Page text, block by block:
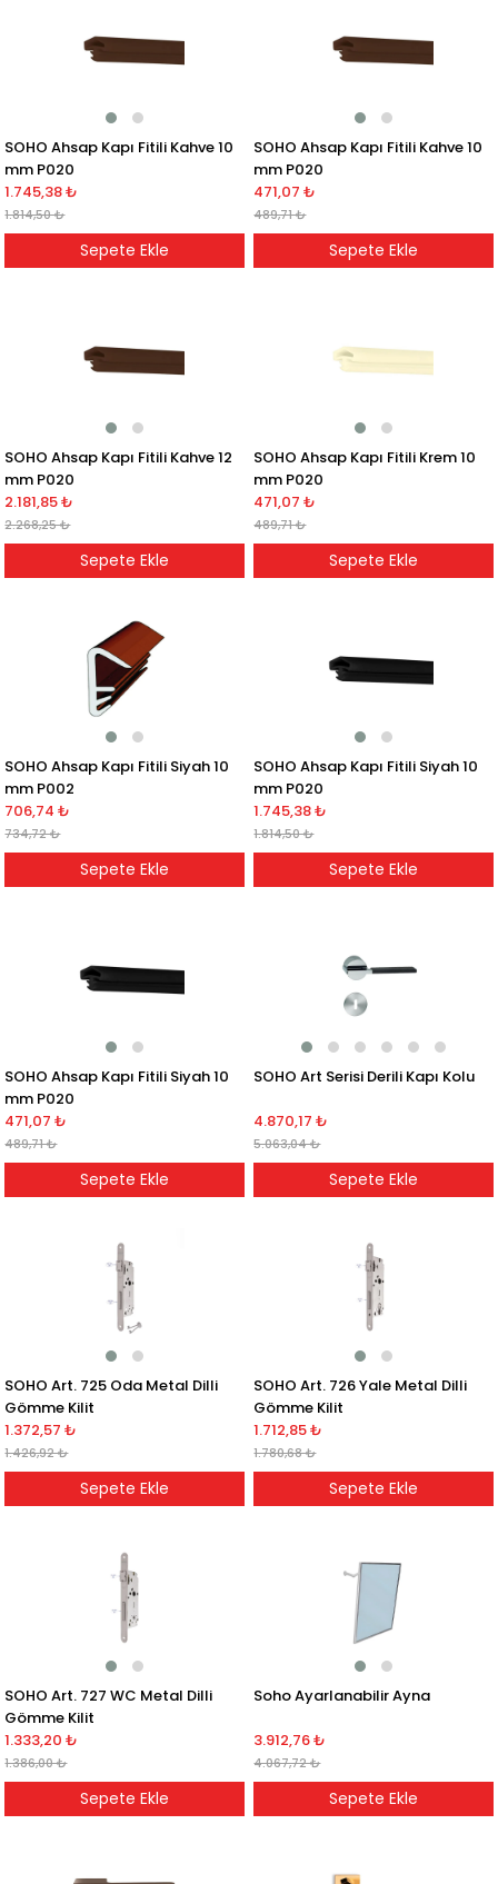
SOHO Ahsap Kapı Fitili Kahve 10
mm P020
1.745,38 ₺
1.814,50 ₺
Sepete Ekle
SOHO Ahsap Kapı Fitili Kahve 10
mm P020
471,07 ₺
489,71 ₺
Sepete Ekle
SOHO Ahsap Kapı Fitili Kahve 12
mm P020
2.181,85 ₺
2.268,25 ₺
Sepete Ekle
SOHO Ahsap Kapı Fitili Krem 10
mm P020
471,07 ₺
489,71 ₺
Sepete Ekle
SOHO Ahsap Kapı Fitili Siyah 10
mm P002
706,74 ₺
734,72 ₺
Sepete Ekle
SOHO Ahsap Kapı Fitili Siyah 10
mm P020
1.745,38 ₺
1.814,50 ₺
Sepete Ekle
SOHO Ahsap Kapı Fitili Siyah 10
mm P020
471,07 ₺
489,71 ₺
Sepete Ekle
SOHO Art Serisi Derili Kapı Kolu
4.870,17 ₺
5.063,04 ₺
Sepete Ekle
SOHO Art. 725 Oda Metal Dilli
Gömme Kilit
1.372,57 ₺
1.426,92 ₺
Sepete Ekle
SOHO Art. 726 Yale Metal Dilli
Gömme Kilit
1.712,85 ₺
1.780,68 ₺
Sepete Ekle
SOHO Art. 727 WC Metal Dilli
Gömme Kilit
1.333,20 ₺
1.386,00 ₺
Sepete Ekle
Soho Ayarlanabilir Ayna
3.912,76 ₺
4.067,72 ₺
Sepete Ekle